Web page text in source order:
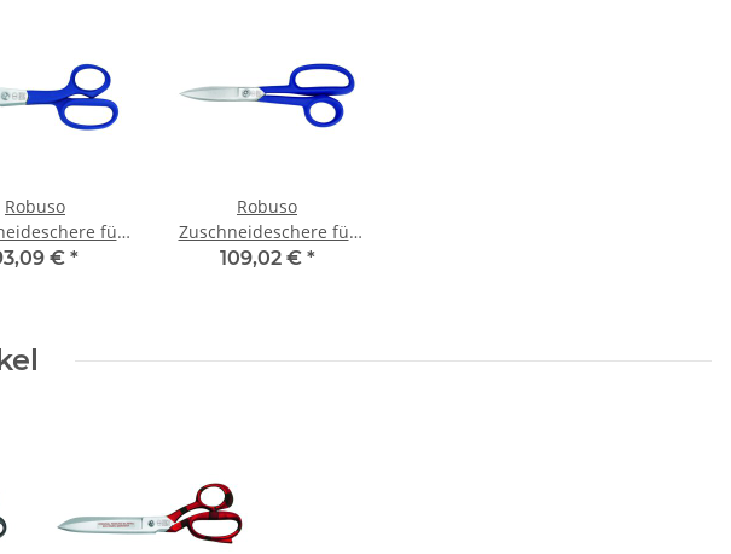
Robuso
für
Kohlefaser
€ *
Robuso
Zuschneideschere für
Glas- und Kohlefaser
109,02 € *